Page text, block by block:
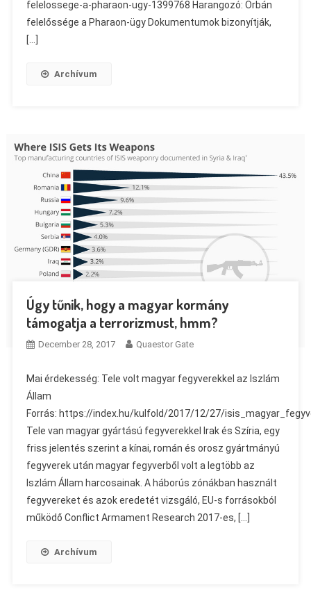
felelossege-a-pharaon-ugy-1399768 Harangozó: Orbán
felelőssége a Pharaon-ügy Dokumentumok bizonyítják,
[…]
Archívum
Úgy tűnik, hogy a magyar kormány
támogatja a terrorizmust, hmm?
December 28, 2017 Quaestor Gate
Mai érdekesség: Tele volt magyar fegyverekkel az Iszlám
Állam
Forrás: https://index.hu/kulfold/2017/12/27/
Tele van magyar gyártású fegyverekkel Irak és Szíria, egy
friss jelentés szerint a kínai, román és orosz gyártmányú
fegyverek után magyar fegyverből volt a legtöbb az
Iszlám Állam harcosainak. A háborús zónákban használt
fegyvereket és azok eredetét vizsgáló, EU-s forrásokból
működő Conflict Armament Research 2017-es, […]
Archívum